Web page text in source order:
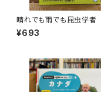
晴れでも雨でも昆虫学者
¥693